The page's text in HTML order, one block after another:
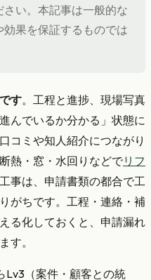
い。本記事は一般的な
果を保証するものでは
す。工程と進捗、現場写真
んでいるか分かる」状態に
コミや知人紹介につながり
熱・窓・水回りなどでリフ
事は、申請書類の都合で工
がちです。工程・連絡・補
る化しておくと、申請漏れ
す。
Lv3（案件・顧客との統